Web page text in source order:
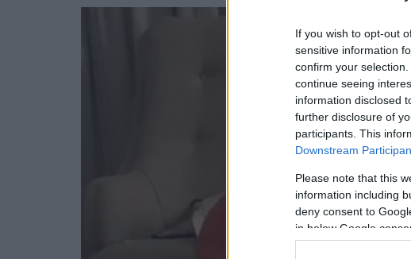
If you wish to opt-out
sensitive information
confirm your
continue seeing
information disclosed
further disclosure of
participants. This
Downstream
Please note that this
information including
deny consent to
in below Google